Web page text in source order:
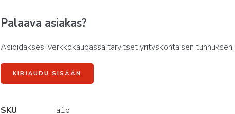
Palaava asiakas?
Asioidaksesi verkkokaupassa tarvitset yrityskohtaisen tunnuksen.
KIRJAUDU SISÄÄN
SKU
a1b